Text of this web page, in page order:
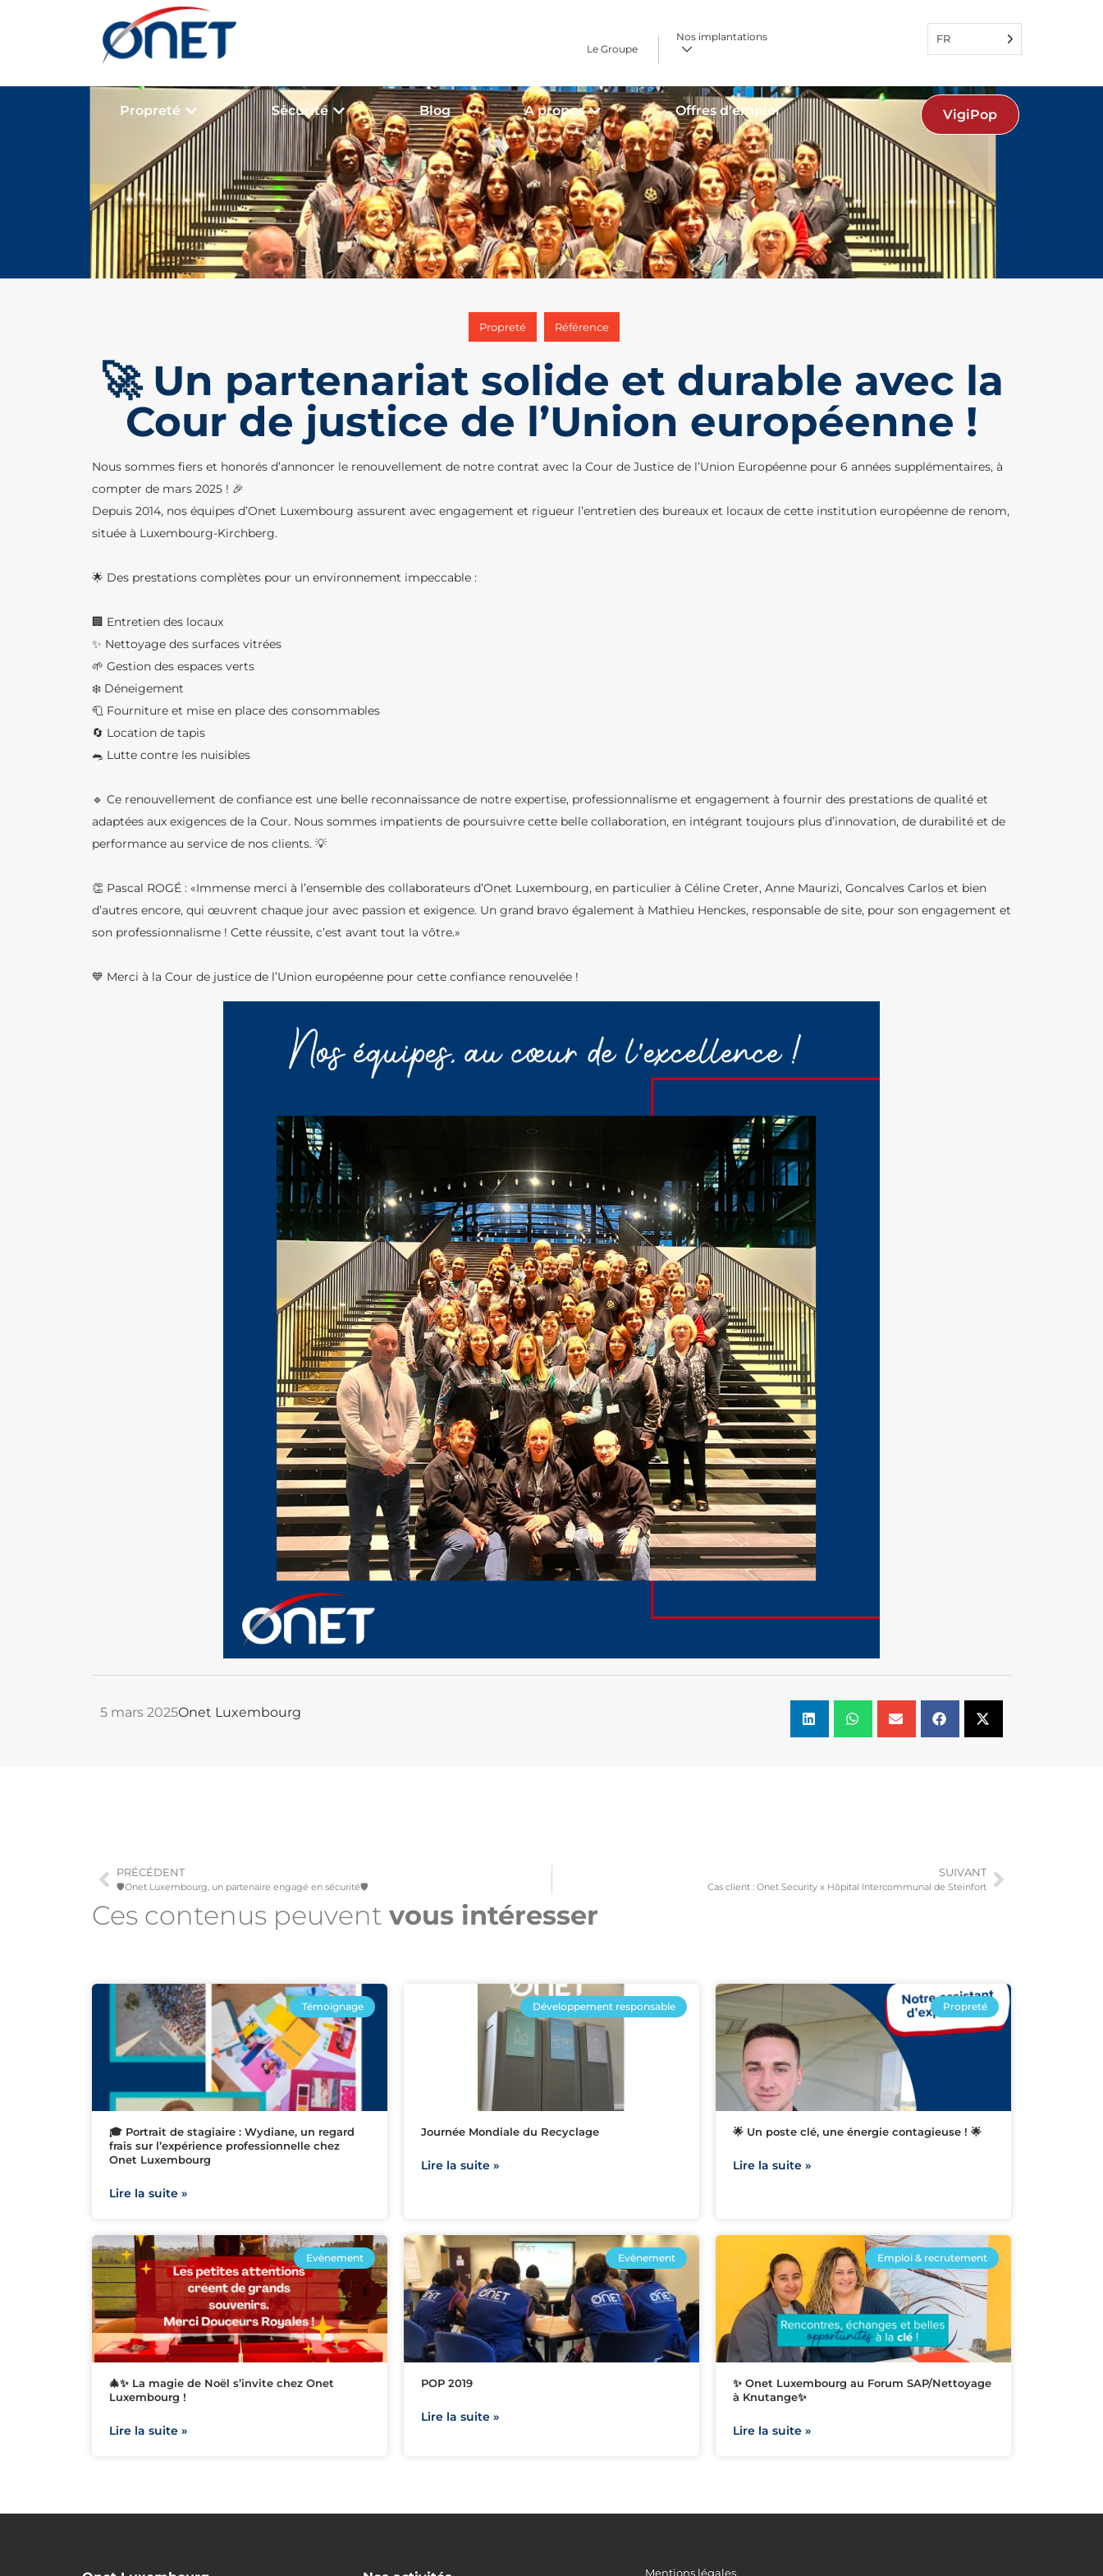
Le Groupe
Nos implantations FR
Propreté Sécurité Blog A propos Offres d'emploi VigiPop
Propreté Référence
🚀 Un partenariat solide et durable avec la
Cour de justice de l’Union européenne !
Nous sommes fiers et honorés d’annoncer le renouvellement de notre contrat avec la Cour de Justice de l’Union Européenne pour 6 années supplémentaires, à
compter de mars 2025 ! 🎉
Depuis 2014, nos équipes d’Onet Luxembourg assurent avec engagement et rigueur l’entretien des bureaux et locaux de cette institution européenne de renom,
située à Luxembourg-Kirchberg.
🌟 Des prestations complètes pour un environnement impeccable :
🏢 Entretien des locaux
✨ Nettoyage des surfaces vitrées
🌱 Gestion des espaces verts
❄️ Déneigement
🧻 Fourniture et mise en place des consommables
🔄 Location de tapis
🐀 Lutte contre les nuisibles
🔹 Ce renouvellement de confiance est une belle reconnaissance de notre expertise, professionnalisme et engagement à fournir des prestations de qualité et
adaptées aux exigences de la Cour. Nous sommes impatients de poursuivre cette belle collaboration, en intégrant toujours plus d’innovation, de durabilité et de
performance au service de nos clients. 💡
👏 Pascal ROGÉ : «Immense merci à l’ensemble des collaborateurs d’Onet Luxembourg, en particulier à Céline Creter, Anne Maurizi, Goncalves Carlos et bien
d’autres encore, qui œuvrent chaque jour avec passion et exigence. Un grand bravo également à Mathieu Henckes, responsable de site, pour son engagement et
son professionnalisme ! Cette réussite, c’est avant tout la vôtre.»
💙 Merci à la Cour de justice de l’Union européenne pour cette confiance renouvelée !
5 mars 2025Onet Luxembourg
PRÉCÉDENT
🛡️Onet Luxembourg, un partenaire engagé en sécurité🛡️
SUIVANT
Cas client : Onet Security x Hôpital Intercommunal de Steinfort
Ces contenus peuvent vous intéresser​
Témoignage
🎓 Portrait de stagiaire : Wydiane, un regard
frais sur l’expérience professionnelle chez
Onet Luxembourg
Lire la suite »
Développement responsable
Journée Mondiale du Recyclage
Lire la suite »
Propreté
🌟 Un poste clé, une énergie contagieuse ! 🌟
Lire la suite »
Evènement
🎄✨ La magie de Noël s’invite chez Onet
Luxembourg !
Lire la suite »
Evènement
POP 2019
Lire la suite »
Emploi & recrutement
✨ Onet Luxembourg au Forum SAP/Nettoyage
à Knutange✨
Lire la suite »
Mentions légales